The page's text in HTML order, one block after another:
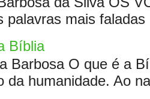
palavras mais
Bíblia
Barbosa O que é a
da humanidade. Ao